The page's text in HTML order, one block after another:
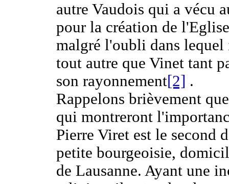
autre Vaudois qui a vécu
pour la création de
malgré l'oubli dans lequel
tout autre que Vinet tant
son rayonnement[2] .
Rappelons brièvement
qui montreront
Pierre Viret est le second
petite bourgeoisie,
de Lausanne. Ayant une